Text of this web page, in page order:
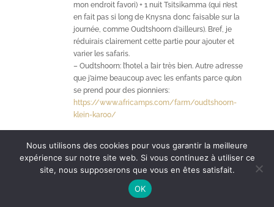
mon endroit favori) + 1 nuit Tsitsikamma (qui n’est
en fait pas si long de Knysna donc faisable sur la
journée, comme Oudtshoorn d’ailleurs). Bref, je
réduirais clairement cette partie pour ajouter et
varier les safaris.
– Oudtshoorn: l’hotel a l’air très bien. Autre adresse
que j’aime beaucoup avec les enfants parce qu’on
se prend pour des pionniers:
https://www.africamps.com/farm/oudtshoorn-
klein-karoo/
article: https://poesybysophie.com/itineraires-15-
jours-afrique-du-sud/
Voilà pour mes remarques!
Nous utilisons des cookies pour vous garantir la meilleure
expérience sur notre site web. Si vous continuez à utiliser ce
site, nous supposerons que vous en êtes satisfait.
OK